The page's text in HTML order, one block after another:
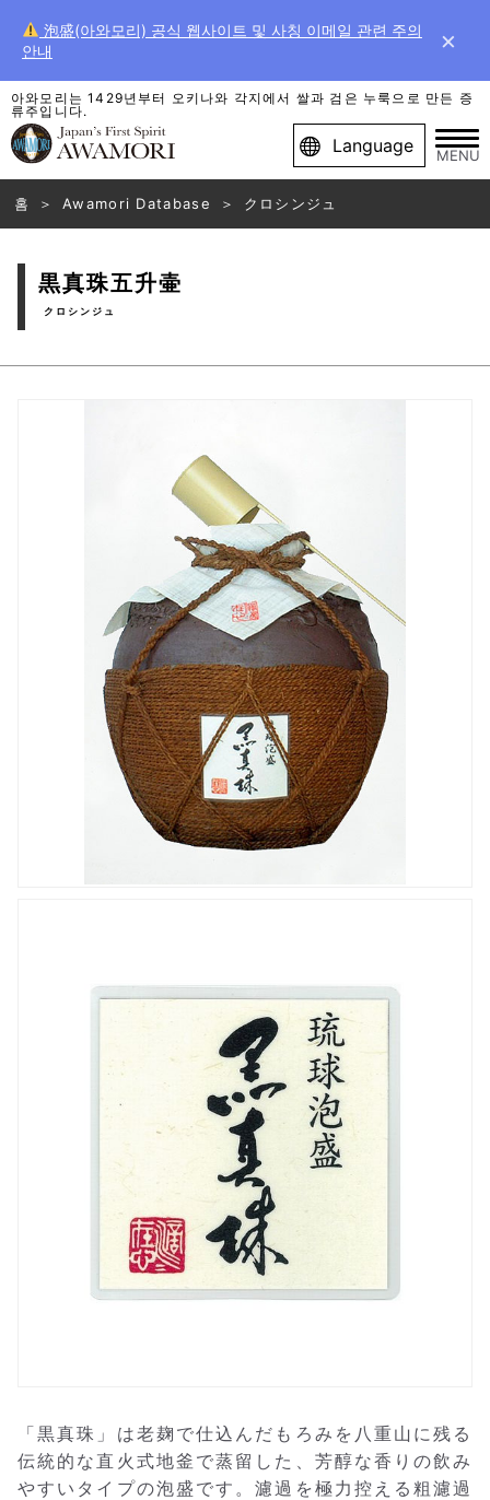
泡盛(아와모리) 공식 웹사이트 및 사칭 이메일 관련 주의
안내
×
아와모리는 1429년부터 오키나와 각지에서 쌀과 검은 누룩으로 만든 증
류주입니다.
Language MENU
홈 Awamori Database クロシンジュ
黒真珠五升壷
クロシンジュ
「黒真珠」は老麹で仕込んだもろみを八重山に残る
伝統的な直火式地釜で蒸留した、芳醇な香りの飲み
やすいタイプの泡盛です。濾過を極力控える粗濾過